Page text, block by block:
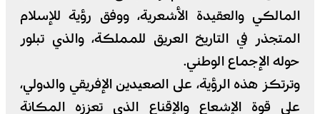
المالكي والعقيدة الأشعرية، ووفق رؤية للإسلام
المتجذر في التاريخ العريق للمملكة، والذي تبلور
حوله الإجماع الوطني.
وترتكز هذه الرؤية، على الصعيدين الإفريقي والدولي،
على قوة الإشعاع والإقناع الذي تعززه المكانة